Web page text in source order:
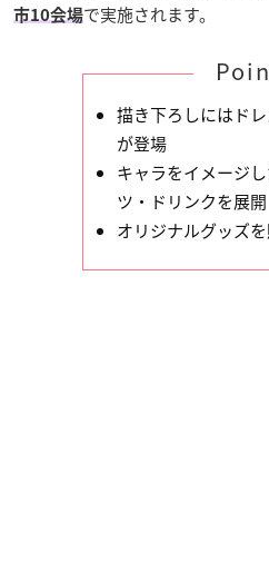
市10会場で実施されます。
描き下ろしにはド
が登場
キャラをイメージ
ツ・ドリンクを展開
オリジナルグッズ